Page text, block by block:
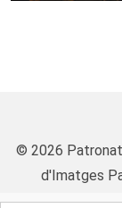
© 2026 Patronat
d'Imatges